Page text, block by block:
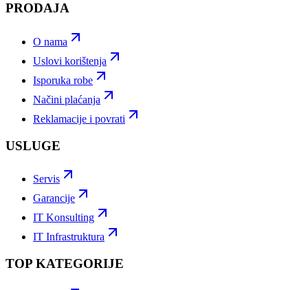
PRODAJA
O nama
Uslovi korištenja
Isporuka robe
Načini plaćanja
Reklamacije i povrati
USLUGE
Servis
Garancije
IT Konsulting
IT Infrastruktura
TOP KATEGORIJE